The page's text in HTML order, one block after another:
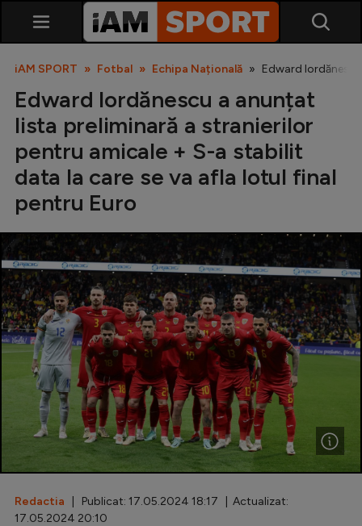
SuperLiga
Liga 2
Cupa României
Echipa Națională
U21
Fotbal feminin
Special
Diverse
Inedit
iAM SPORT Fotbal Echipa Națională Edward
Edward Iordănescu a anunțat
lista preliminară a stranierilor
pentru amicale + S-a stabilit
data la care se va afla lotul final
pentru Euro
Redactia | Publicat: 17.05.2024 18:17 | Actualizat:
17.05.2024 20:10